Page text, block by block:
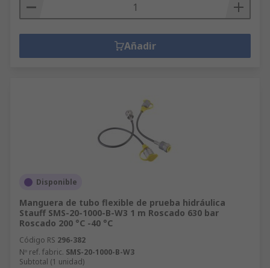
Añadir
Disponible
Manguera de tubo flexible de prueba hidráulica
Stauff SMS-20-1000-B-W3 1 m Roscado 630 bar
Roscado 200 °C -40 °C
Código RS 296-382
Nº ref. fabric. SMS-20-1000-B-W3
Subtotal (1 unidad)